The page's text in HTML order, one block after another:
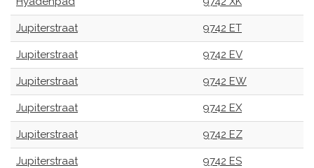
Jupiterstraat 9742 ET
Jupiterstraat 9742 EV
Jupiterstraat 9742 EW
Jupiterstraat 9742 EX
Jupiterstraat 9742 EZ
Jupiterstraat 9742 ES